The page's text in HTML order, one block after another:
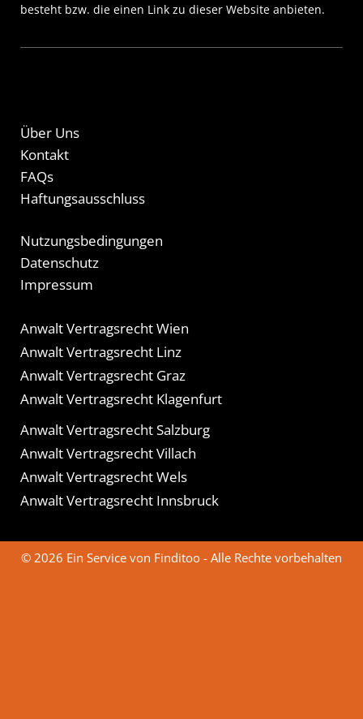
besteht bzw. die einen Link zu dieser Website anbieten.
Über Uns
Kontakt
FAQs
Haftungsausschluss
Nutzungsbedingungen
Datenschutz
Impressum
Anwalt Vertragsrecht Wien
Anwalt Vertragsrecht Linz
Anwalt Vertragsrecht Graz
Anwalt Vertragsrecht Klagenfurt
Anwalt Vertragsrecht Salzburg
Anwalt Vertragsrecht Villach
Anwalt Vertragsrecht Wels
Anwalt Vertragsrecht Innsbruck
© 2026 Ein Service von Finditoo - Alle Rechte vorbehalten